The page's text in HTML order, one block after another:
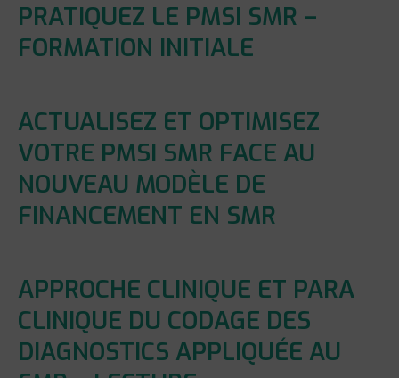
PRATIQUEZ LE PMSI SMR –
FORMATION INITIALE
ACTUALISEZ ET OPTIMISEZ
VOTRE PMSI SMR FACE AU
NOUVEAU MODÈLE DE
FINANCEMENT EN SMR
APPROCHE CLINIQUE ET PARA
CLINIQUE DU CODAGE DES
DIAGNOSTICS APPLIQUÉE AU